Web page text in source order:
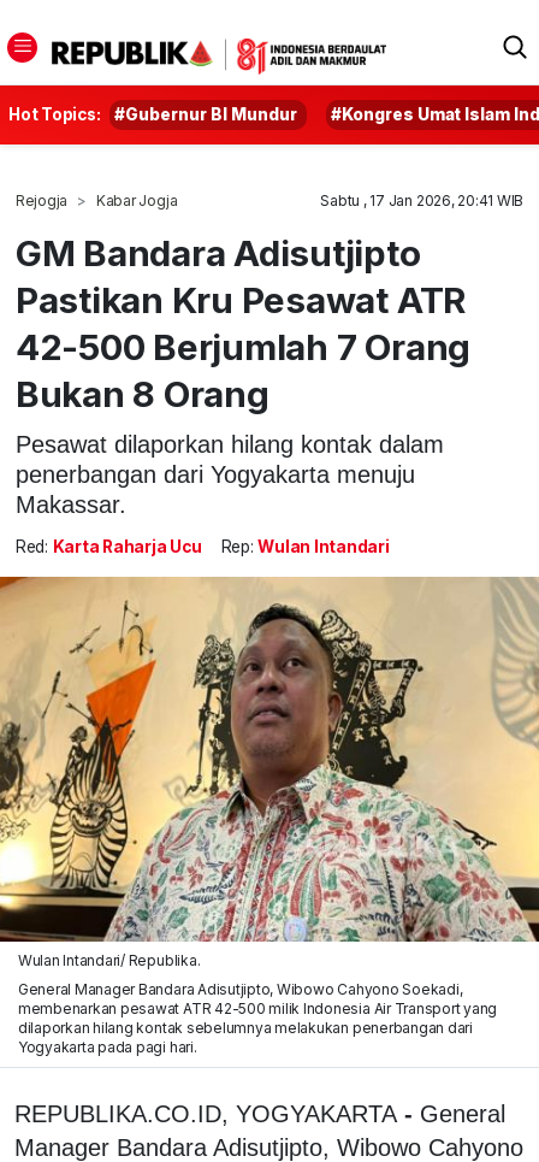
Hot Topics: #Gubernur BI Mundur #Kongres Umat Islam
Rejogja Kabar Jogja Sabtu , 17 Jan 2026, 20:41 WIB
GM Bandara Adisutjipto
Pastikan Kru Pesawat ATR
42-500 Berjumlah 7 Orang
Bukan 8 Orang
Pesawat dilaporkan hilang kontak dalam
penerbangan dari Yogyakarta menuju
Makassar.
Red: Karta Raharja Ucu Rep: Wulan Intandari
Wulan Intandari/ Republika.
General Manager Bandara Adisutjipto, Wibowo Cahyono Soekadi,
membenarkan pesawat ATR 42-500 milik Indonesia Air Transport yang
dilaporkan hilang kontak sebelumnya melakukan penerbangan dari
Yogyakarta pada pagi hari.
REPUBLIKA.CO.ID, YOGYAKARTA - General
Manager Bandara Adisutjipto, Wibowo Cahyono